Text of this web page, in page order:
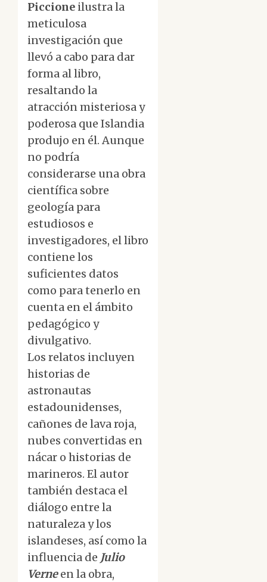
Piccione ilustra la
meticulosa
investigación que
llevó a cabo para dar
forma al libro,
resaltando la
atracción misteriosa y
poderosa que Islandia
produjo en él. Aunque
no podría
considerarse una obra
científica sobre
geología para
estudiosos e
investigadores, el libro
contiene los
suficientes datos
como para tenerlo en
cuenta en el ámbito
pedagógico y
divulgativo.
Los relatos incluyen
historias de
astronautas
estadounidenses,
cañones de lava roja,
nubes convertidas en
nácar o historias de
marineros. El autor
también destaca el
diálogo entre la
naturaleza y los
islandeses, así como la
influencia de Julio
Verneen la obra,